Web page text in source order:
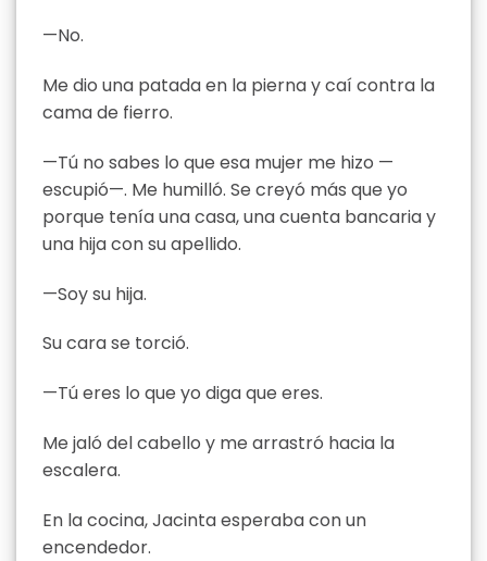
—No.
Me dio una patada en la pierna y caí contra la
cama de fierro.
—Tú no sabes lo que esa mujer me hizo —
escupió—. Me humilló. Se creyó más que yo
porque tenía una casa, una cuenta bancaria y
una hija con su apellido.
—Soy su hija.
Su cara se torció.
—Tú eres lo que yo diga que eres.
Me jaló del cabello y me arrastró hacia la
escalera.
En la cocina, Jacinta esperaba con un
encendedor.